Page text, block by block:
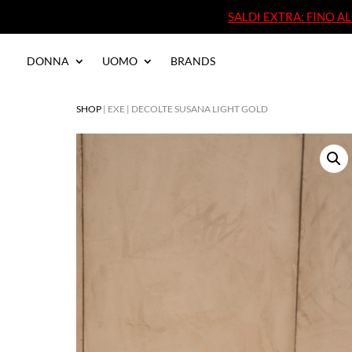
SALDI EXTRA: FINO
SALDI EXTRA: FINO
DONNA UOMO BRANDS
DONNA UOMO BRANDS
SHOP | EXE | DECOLTE SUSANA LIGHT GOLD